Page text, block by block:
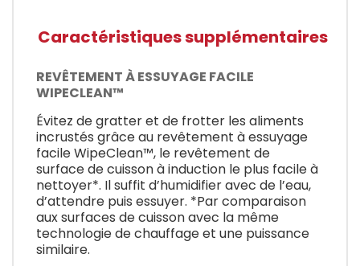
Caractéristiques supplémentaires
REVÊTEMENT À ESSUYAGE FACILE
WIPECLEAN™
Évitez de gratter et de frotter les aliments
incrustés grâce au revêtement à essuyage
facile WipeClean™, le revêtement de
surface de cuisson à induction le plus facile à
nettoyer*. Il suffit d’humidifier avec de l’eau,
d’attendre puis essuyer. *Par comparaison
aux surfaces de cuisson avec la même
technologie de chauffage et une puissance
similaire.